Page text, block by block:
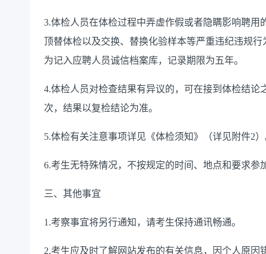
3.体检人员在体检过程中弄虚作假或者隐瞒影响聘
顶替体检以及交换、替换化验样本等严重违纪违规
为记入应聘人员诚信档案库，记录期限为五年。
4.体检人员对检查结果有异议的，可在接到体检结
次，结果以复检结论为准。
5.体检有关注意事项详见《体检须知》（详见附件2
6.考生无特殊情况，不按规定的时间、地点和要求参
三、其他事宜
1.考察事宜将另行通知，请考生保持通讯畅通。
2.考生应及时了解网站发布的有关信息，因个人原因